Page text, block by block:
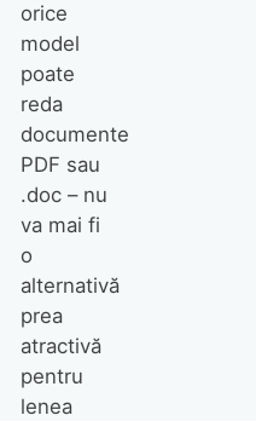
orice
model
poate
reda
documente
PDF sau
.doc – nu
va mai fi
o
alternativă
prea
atractivă
pentru
lenea